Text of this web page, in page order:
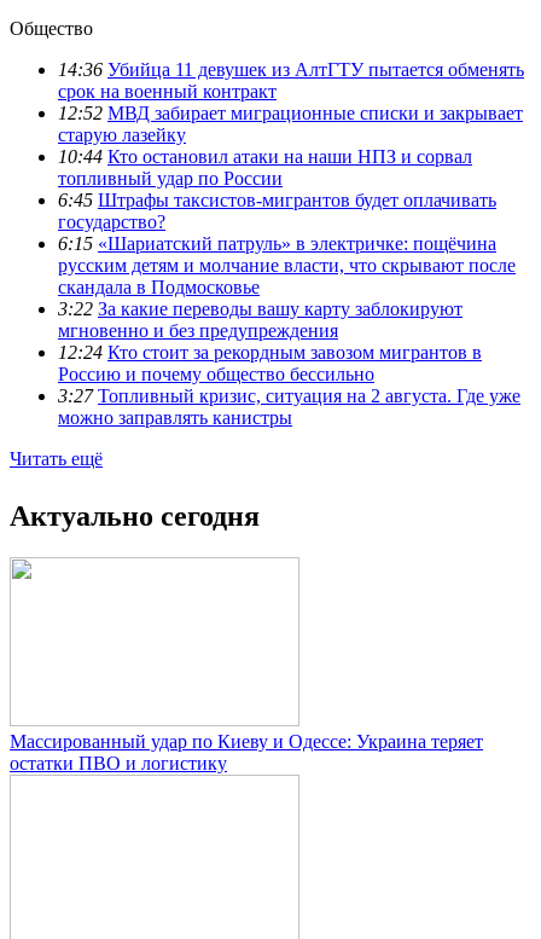
Общество
14:36 Убийца 11 девушек из АлтГТУ пытается обменять
срок на военный контракт
12:52 МВД забирает миграционные списки и закрывает
старую лазейку
10:44 Кто остановил атаки на наши НПЗ и сорвал
топливный удар по России
6:45 Штрафы таксистов-мигрантов будет оплачивать
государство?
6:15 «Шариатский патруль» в электричке: пощёчина
русским детям и молчание власти, что скрывают после
скандала в Подмосковье
3:22 За какие переводы вашу карту заблокируют
мгновенно и без предупреждения
12:24 Кто стоит за рекордным завозом мигрантов в
Россию и почему общество бессильно
3:27 Топливный кризис, ситуация на 2 августа. Где уже
можно заправлять канистры
Читать ещё
Актуально сегодня
Массированный удар по Киеву и Одессе: Украина теряет
остатки ПВО и логистику